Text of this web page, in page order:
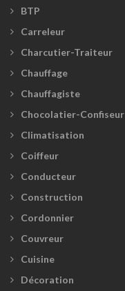
BTP
Carreleur
Charcutier-Traiteur
Chauffage
Chauffagiste
Chocolatier-Confiseur
Climatisation
Coiffeur
Conducteur
Construction
Cordonnier
Couvreur
Cuisine
Décoration